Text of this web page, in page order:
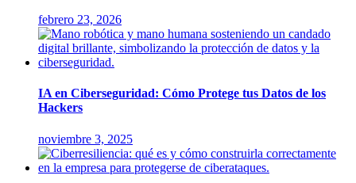
febrero 23, 2026
IA en Ciberseguridad: Cómo Protege tus Datos de los
Hackers
noviembre 3, 2025